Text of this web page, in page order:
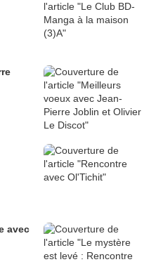
avec